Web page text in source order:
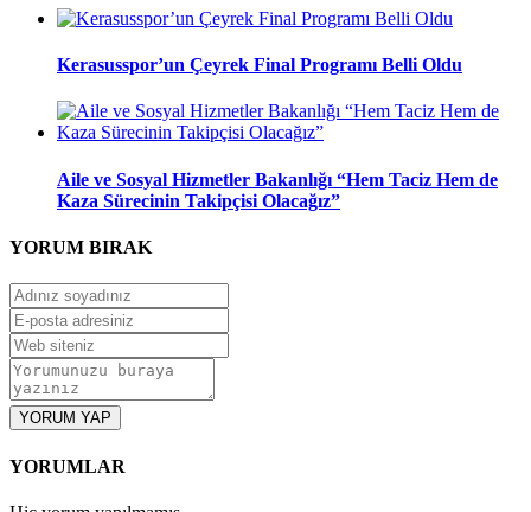
Kerasusspor’un Çeyrek Final Programı Belli Oldu
Aile ve Sosyal Hizmetler Bakanlığı “Hem Taciz Hem de
Kaza Sürecinin Takipçisi Olacağız”
YORUM BIRAK
YORUM YAP
YORUMLAR